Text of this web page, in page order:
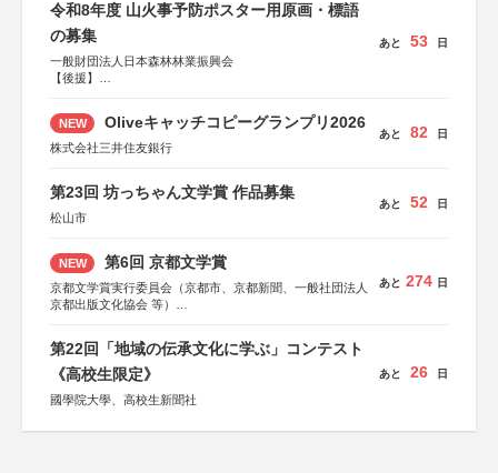
令和8年度 山火事予防ポスター用原画・標語
の募集
一般財団法人日本森林林業振興会
【後援】
会、森林火災対策協会
あと 53 日
NEW Oliveキャッチコピーグランプリ2026
株式会社三井住友銀行
あと 82 日
第23回 坊っちゃん文学賞 作品募集
松山市
あと 52 日
NEW 第6回 京都文学賞
京都文学賞実行委員会（京都市、京都新聞、一般社団法人
京都出版文化協会 等）
集英社、小学館、祥伝社、新潮社、淡交社、ちいさいミシ
マ社、徳間書店、早川書房、PHP研究所、双葉社、文藝春
あと 274 日
第22回「地域の伝承文化に学ぶ」コンテスト
《高校生限定》
國學院大學、高校生新聞社
あと 26 日